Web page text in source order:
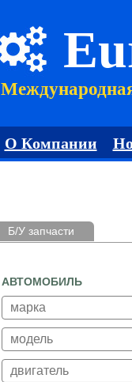
О Компании
Б/У запчасти
АВТОМОБИЛЬ